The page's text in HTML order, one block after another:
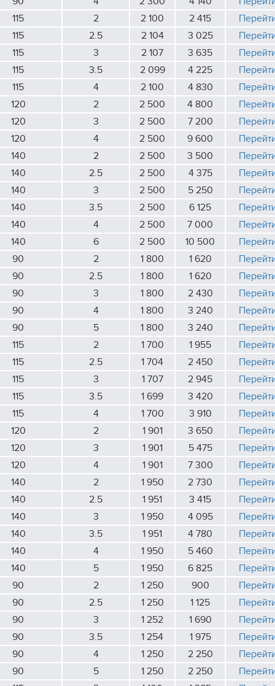
115
2 2 100 2 415
115
2.5 2 104 3 025
115
3 2 107 3 635
115
3.5 2 099 4 225
115
4 2 100 4 830
120
2 2 500 4 800
120
3 2 500 7 200
120
4 2 500 9 600
140
2 2 500 3 500
140
2.5 2 500 4 375
140
3 2 500 5 250
140
3.5 2 500 6 125
140
4 2 500 7 000
140
6 2 500 10 500
90
2 1 800 1 620
90
2.5 1 800 1 620
90
3 1 800 2 430
90
4 1 800 3 240
90
5 1 800 3 240
115
2 1 700 1 955
115
2.5 1 704 2 450
115
3 1 707 2 945
115
3.5 1 699 3 420
115
4 1 700 3 910
120
2 1 901 3 650
120
3 1 901 5 475
120
4 1 901 7 300
140
2 1 950 2 730
140
2.5 1 951 3 415
140
3 1 950 4 095
140
3.5 1 951 4 780
140
4 1 950 5 460
140
5 1 950 6 825
90
2 1 250 900
90
2.5 1 250 1 125
90
3 1 252 1 690
90
3.5 1 254 1 975
90
4 1 250 2 250
90
5 1 250 2 250